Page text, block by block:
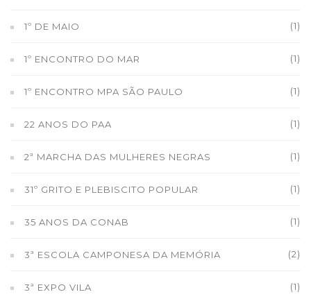
1º DE MAIO (1)
1º ENCONTRO DO MAR (1)
1º ENCONTRO MPA SÃO PAULO (1)
22 ANOS DO PAA (1)
2ª MARCHA DAS MULHERES NEGRAS (1)
31º GRITO E PLEBISCITO POPULAR (1)
35 ANOS DA CONAB (1)
3ª ESCOLA CAMPONESA DA MEMÓRIA (2)
3ª EXPO VILA (1)